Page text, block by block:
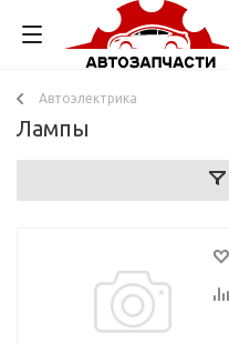
Автоэлектрика
Лампы